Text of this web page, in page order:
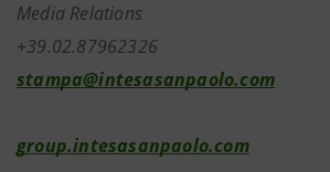
Media Relations
+39.02.87962326
stampa@intesasanpaolo.com
group.intesasanpaolo.com